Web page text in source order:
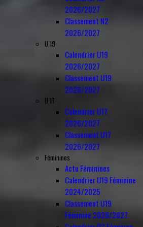
2026/2027
Classement N2
2026/2027
U 19
Calendrier U19
2026/2027
Classement U19
2026/2027
U 17
Calendrier U17
2026/2027
Classement U17
2026/2027
Féminines
Actu Féminines
Calendrier U19 Féminine
2024/2025
Classement U19
Féminine 2026/2027